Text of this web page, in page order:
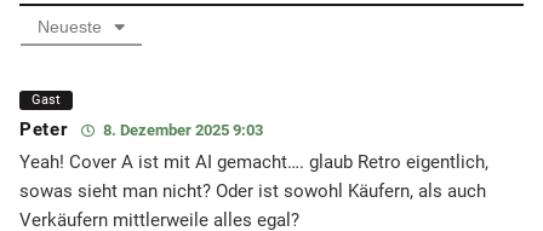
Neueste
Gast
Peter 8. Dezember 2025 9:03
Yeah! Cover A ist mit AI gemacht…. glaub Retro eigentlich,
sowas sieht man nicht? Oder ist sowohl Käufern, als auch
Verkäufern mittlerweile alles egal?